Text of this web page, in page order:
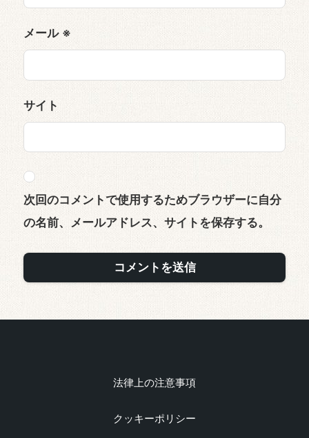
メール ※
サイト
次回のコメントで使用するためブラウザーに自分
の名前、メールアドレス、サイトを保存する。
法律上の注意事項
クッキーポリシー